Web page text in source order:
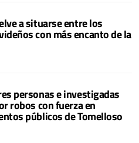
a situarse entre los
con más encanto de la
personas e investigadas
robos con fuerza en
públicos de Tomelloso